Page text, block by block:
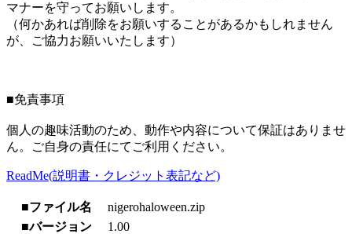
マナーを守ってお願いします。
（何かあれば削除をお願いすることがあるかもしれません
が、ご協力お願いいたします）
■免責事項
個人の趣味活動のため、動作や内容について保証はありませ
ん。ご自身の責任にてご利用ください。
ReadMe(説明書・クレジット表記など)
■ファイル名
nigerohaloween.zip
■バージョン
1.00